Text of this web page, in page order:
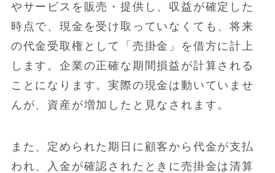
やサービスを販売・提供し、収益が確定した
時点で、現金を受け取っていなくても、将来
の代金受取権として「売掛金」を借方に計上
します。企業の正確な期間損益が計算される
ことになります。実際の現金は動いていませ
んが、資産が増加したと見なされます。
また、定められた期日に顧客から代金が支払
われ、入金が確認されたときに売掛金は清算